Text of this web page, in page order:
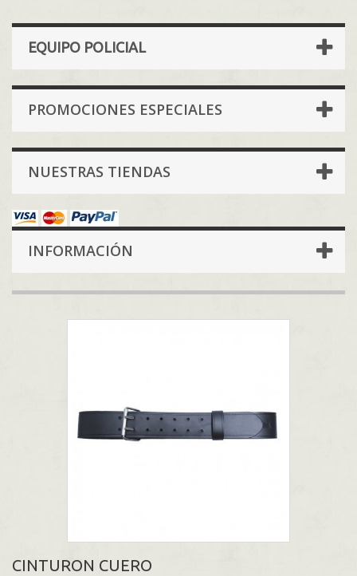
EQUIPO POLICIAL
PROMOCIONES ESPECIALES
NUESTRAS TIENDAS
INFORMACIÓN
CINTURON CUERO